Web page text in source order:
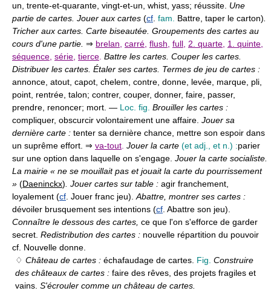
un, trente-et-quarante, vingt-et-un, whist, yass; réussite. Une
partie de cartes. Jouer aux cartes (cf fam. Battre, taper le carton)
Tricher aux cartes. Carte biseautée. Groupements des cartes au
cours d'une partie. ⇒ brelan carré flush full 2. quarte 1. quinte
séquence série tierce Battre les cartes. Couper les cartes.
Distribuer les cartes. Étaler ses cartes. Termes de jeu de cartes :
annonce, atout, capot, chelem, contre, donne, levée, marque, pli,
point, rentrée, talon; contrer, couper, donner, faire, passer,
prendre, renoncer; mort. — Loc. fig. Brouiller les cartes :
compliquer, obscurcir volontairement une affaire. Jouer sa
dernière carte : tenter sa dernière chance, mettre son espoir dans
un suprême effort. ⇒ va-tout Jouer la carte (et adj., et n.) :parier
sur une option dans laquelle on s'engage. Jouer la carte socialiste.
La mairie « ne se mouillait pas et jouait la carte du pourrissement
» (Daeninckx) . Jouer cartes sur table : agir franchement,
loyalement (cf . Jouer franc jeu). Abattre, montrer ses cartes :
dévoiler brusquement ses intentions (cf . Abattre son jeu).
Connaître le dessous des cartes, ce que l'on s'efforce de garder
secret. Redistribution des cartes : nouvelle répartition du pouvoir
cf. Nouvelle donne.
♢ Château de cartes : échafaudage de cartes. Fig. Construire
des châteaux de cartes : faire des rêves, des projets fragiles et
vains. S'écrouler comme un château de cartes.